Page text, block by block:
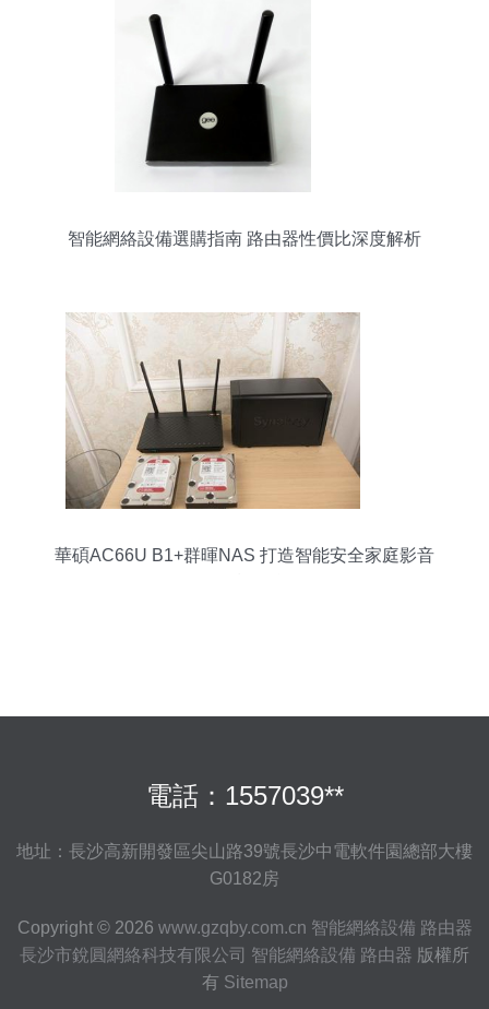
智能網絡設備選購指南 路由器性價比深度解析
華碩AC66U B1+群暉NAS 打造智能安全家庭影音
電話：1557039**
地址：長沙高新開發區尖山路39號長沙中電軟件園總部大樓
G0182房
Copyright © 2026 www.gzqby.com.cn 智能網絡設備 路由器
長沙市銳圓網絡科技有限公司 智能網絡設備 路由器 版權所
有 Sitemap